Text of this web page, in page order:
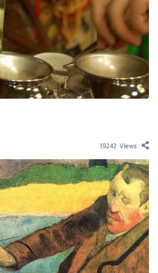
19242 Views